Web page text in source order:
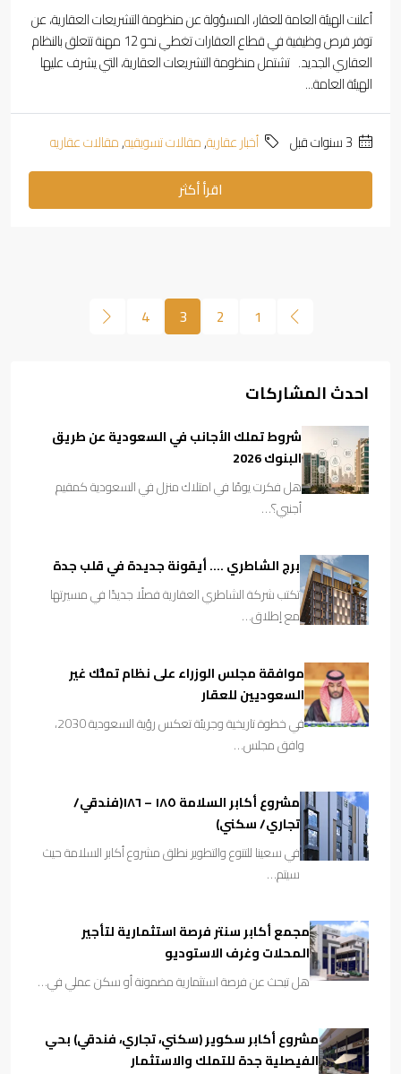
أعلنت الهيئة العامة للعقار، المسؤولة عن منظومة التشريعات العقارية، عن
توفر فرص وظيفية في قطاع العقارات تغطي نحو 12 مهنة تتعلق بالنظام
العقاري الجديد. تشتمل منظومة التشريعات العقارية، التي يشرف عليها
الهيئة العامة...
أخبار عقارية,مقالات تسويقيه,مقالات عقاريه
اقرأ أكثر
1
2
3
4
احدث المشاركات
شروط تملك الأجانب في السعودية عن طريق
البنوك 2026
هل فكرت يومًا في امتلاك منزل في السعودية كمقيم
أجنبي؟…
برج الشاطري …. أيقونة جديدة في قلب جدة
تكتب شركة الشاطري العقارية فصلًا جديدًا في مسيرتها
مع إطلاق…
موافقة مجلس الوزراء على نظام تملُّك غير
السعوديين للعقار
في خطوة تاريخية وجريئة تعكس رؤية السعودية 2030،
وافق مجلس…
مشروع أكابر السلامة ١٨٥ – ١٨٦(فندقي/
تجاري/ سكني)
في سعينا للتنوع والتطوير نطلق مشروع أكابر السلامة حيث
سيتم…
مجمع أكابر سنتر فرصة استثمارية لتأجير
المحلات وغرف الاستوديو
هل تبحث عن فرصة استثمارية مضمونة أو سكن عملي في…
مشروع أكابر سكوير (سكني، تجاري، فندقي) بحي
الفيصلية جدة للتملك والاستثمار